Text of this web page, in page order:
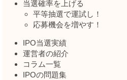
当選確率を上げる
平等抽選で運試し！
応募機会を増やす！
IPO当選実績
運営者の紹介
コラム一覧
IPOの問題集